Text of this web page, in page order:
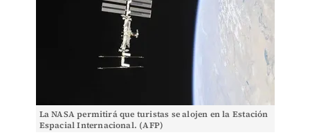
La NASA permitirá que turistas se alojen en la Estación
Espacial Internacional. (AFP)